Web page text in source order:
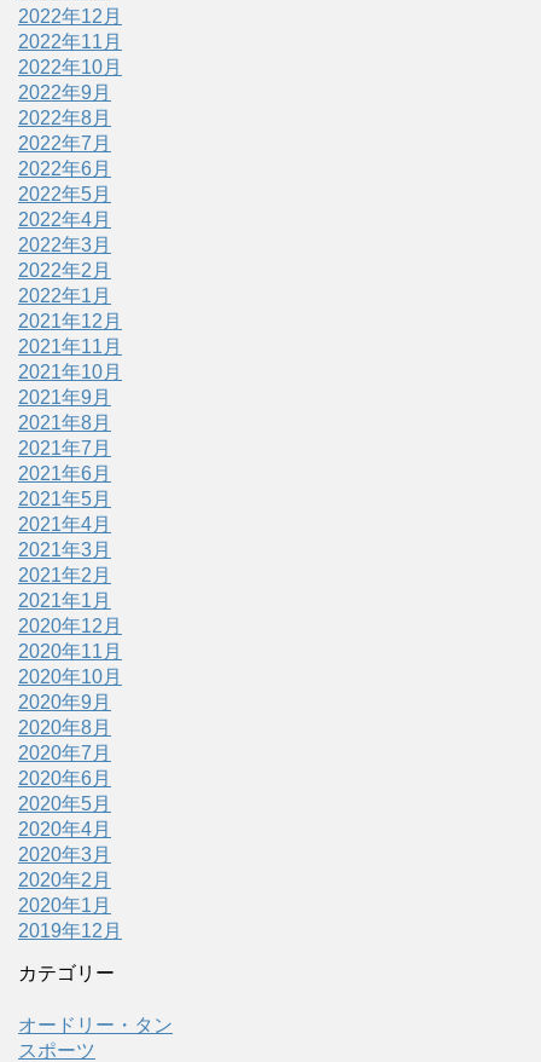
2022年12月
2022年11月
2022年10月
2022年9月
2022年8月
2022年7月
2022年6月
2022年5月
2022年4月
2022年3月
2022年2月
2022年1月
2021年12月
2021年11月
2021年10月
2021年9月
2021年8月
2021年7月
2021年6月
2021年5月
2021年4月
2021年3月
2021年2月
2021年1月
2020年12月
2020年11月
2020年10月
2020年9月
2020年8月
2020年7月
2020年6月
2020年5月
2020年4月
2020年3月
2020年2月
2020年1月
2019年12月
カテゴリー
オードリー・タン
スポーツ